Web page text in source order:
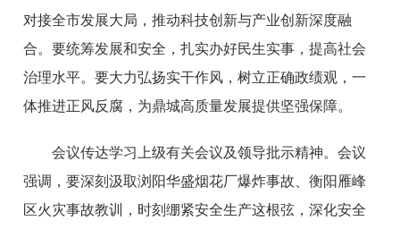
对接全市发展大局，推动科技创新与产业创新深度融
合。要统筹发展和安全，扎实办好民生实事，提高社会
治理水平。要大力弘扬实干作风，树立正确政绩观，一
体推进正风反腐，为鼎城高质量发展提供坚强保障。
会议传达学习上级有关会议及领导批示精神。会议
强调，要深刻汲取浏阳华盛烟花厂爆炸事故、衡阳雁峰
区火灾事故教训，时刻绷紧安全生产这根弦，深化安全